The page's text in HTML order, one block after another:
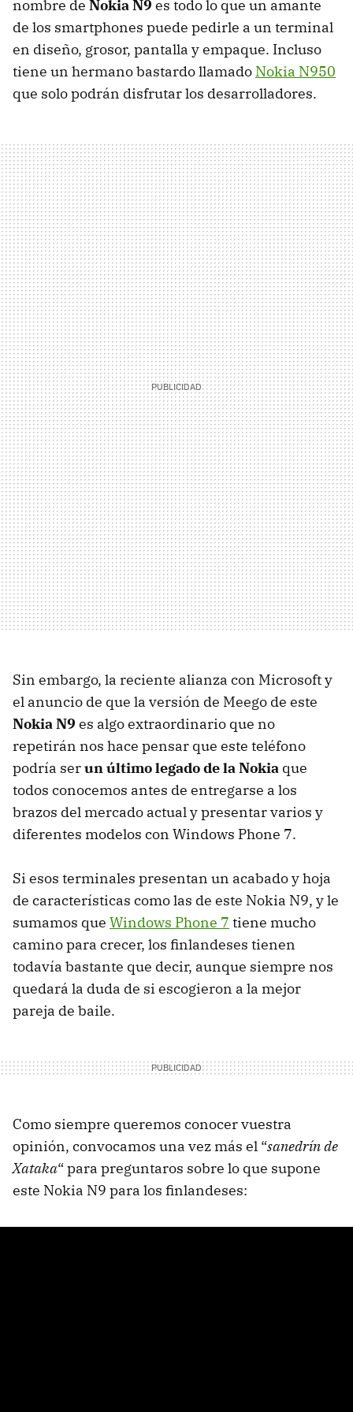
nombre de Nokia N9 es todo lo que un amante
de los smartphones puede pedirle a un terminal
en diseño, grosor, pantalla y empaque. Incluso
tiene un hermano bastardo llamado Nokia N950
que solo podrán disfrutar los desarrolladores.
Sin embargo, la reciente alianza con Microsoft y
el anuncio de que la versión de Meego de este
Nokia N9 es algo extraordinario que no
repetirán nos hace pensar que este teléfono
podría serun último legado de la Nokia que
todos conocemos antes de entregarse a los
brazos del mercado actual y presentar varios y
diferentes modelos con Windows Phone 7.
Si esos terminales presentan un acabado y hoja
de características como las de este Nokia N9, y le
sumamos que Windows Phone 7 tiene mucho
camino para crecer, los finlandeses tienen
todavía bastante que decir, aunque siempre nos
quedará la duda de si escogieron a la mejor
pareja de baile.
Como siempre queremos conocer vuestra
opinión, convocamos una vez más el “sanedrín de
Xataka“ para preguntaros sobre lo que supone
este Nokia N9 para los finlandeses: